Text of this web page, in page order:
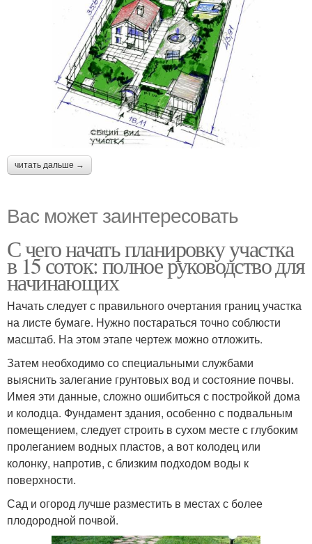
читать дальше →
Вас может заинтересовать
С чего начать планировку участка
в 15 соток: полное руководство для
начинающих
Начать следует с правильного очертания границ участка
на листе бумаге. Нужно постараться точно соблюсти
масштаб. На этом этапе чертеж можно отложить.
Затем необходимо со специальными службами
выяснить залегание грунтовых вод и состояние почвы.
Имея эти данные, сложно ошибиться с постройкой дома
и колодца. Фундамент здания, особенно с подвальным
помещением, следует строить в сухом месте с глубоким
пролеганием водных пластов, а вот колодец или
колонку, напротив, с близким подходом воды к
поверхности.
Сад и огород лучше разместить в местах с более
плодородной почвой.